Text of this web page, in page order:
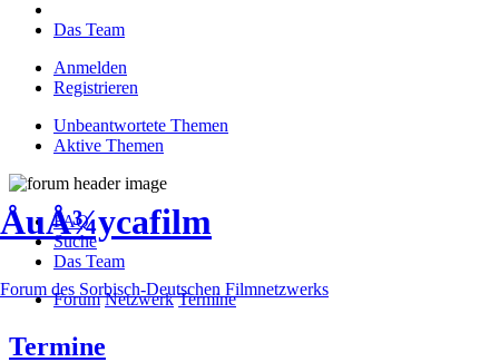
Das Team
Anmelden
Registrieren
Unbeantwortete Themen
Aktive Themen
ÅuÅ¾ycafilm
Forum des Sorbisch-Deutschen Filmnetzwerks
FAQ
Suche
Das Team
Forum Netzwerk Termine
Termine